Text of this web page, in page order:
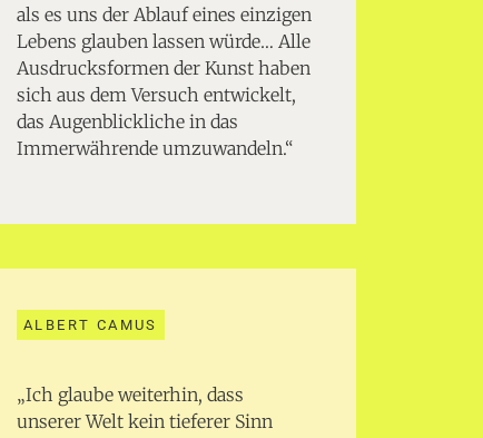
als es uns der Ablauf eines einzigen
Lebens glauben lassen würde… Alle
Ausdrucksformen der Kunst haben
sich aus dem Versuch entwickelt,
das Augenblickliche in das
Immerwährende umzuwandeln.“
ALBERT CAMUS
„Ich glaube weiterhin, dass
unserer Welt kein tieferer Sinn